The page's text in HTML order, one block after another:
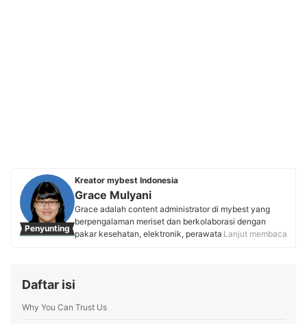
Penyunting
Kreator mybest Indonesia
Grace Mulyani
Grace adalah content administrator di mybest yang
berpengalaman meriset dan berkolaborasi dengan
pakar kesehatan, elektronik, perawatan tubuh,
menjamin setiap artikel yang dipandunya membantu
Lanjut membaca
Daftar isi
Why You Can Trust Us